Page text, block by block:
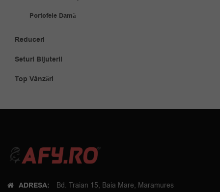
Portofele Damă
Reduceri
Seturi Bijuterii
Top Vânzări
ADRESA: Bd. Traian 15, Baia Mare, Maramures